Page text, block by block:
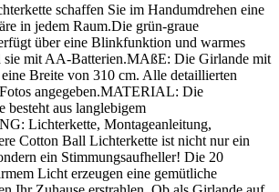
schaffen Sie im Handumdrehen eine
in jedem Raum.Die grün-graue
über eine Blinkfunktion und warmes
mit AA-Batterien.MAßE: Die Girlande mit
Breite von 310 cm. Alle detaillierten
angegeben.MATERIAL: Die
besteht aus langlebigem
Lichterkette, Montageanleitung,
Cotton Ball Lichterkette ist nicht nur ein
ein Stimmungsaufheller! Die 20
Licht erzeugen eine gemütliche